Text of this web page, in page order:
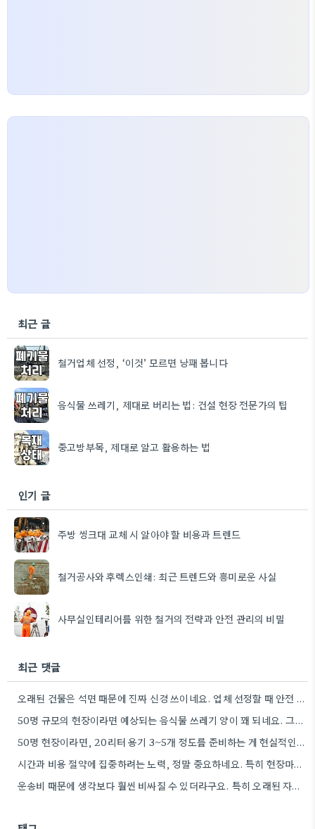
최근 글
철거업체 선정, ‘이것’ 모르면 낭패 봅니다
음식물 쓰레기, 제대로 버리는 법: 건설 현장 전문가의 팁
중고방부목, 제대로 알고 활용하는 법
인기 글
주방 씽크대 교체 시 알아야 할 비용과 트렌드
철거공사와 후렉스인쇄: 최근 트렌드와 흥미로운 사실
사무실인테리어를 위한 철거의 전략과 안전 관리의 비밀
최근 댓글
오래된 건물은 석면 때문에 진짜 신경 쓰이네요. 업체 선정할 때 안전 관련 정보 꼼꼼히 확인해야겠어요.
50명 규모의 현장이라면 예상되는 음식물 쓰레기 양이 꽤 되네요. 그때 그만큼 준비해야겠어요.
50명 현장이라면, 20리터 용기 3~5개 정도를 준비하는 게 현실적인 숫자 같아요. 뼈나 씨앗 같은 건…
시간과 비용 절약에 집중하려는 노력, 정말 중요하네요. 특히 현장마다 상황이 다 다르니까, 획일적인 방법보다는 현장…
운송비 때문에 생각보다 훨씬 비싸질 수 있더라구요. 특히 오래된 자재는 부식도 심할 것 같아요.